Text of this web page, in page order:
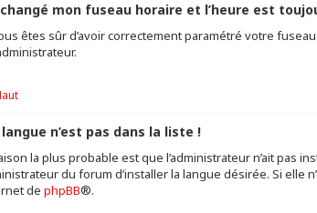
changé mon fuseau horaire et l’heure est
êtes sûr d’avoir correctement paramétré votre
n’est pas dans la liste !
la plus probable est que l’administrateur n’ait pas
du forum d’installer la langue désirée. Si elle
de phpBB®.